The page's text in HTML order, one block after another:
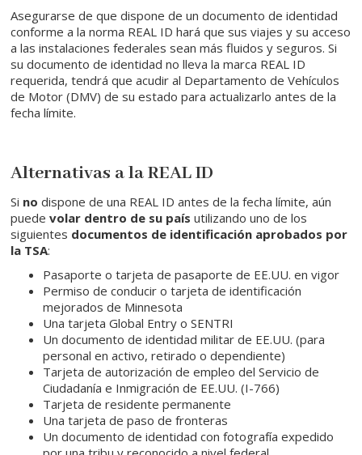
Asegurarse de que dispone de un documento de identidad
conforme a la norma REAL ID hará que sus viajes y su acceso
a las instalaciones federales sean más fluidos y seguros. Si
su documento de identidad no lleva la marca REAL ID
requerida, tendrá que acudir al Departamento de Vehículos
de Motor (DMV) de su estado para actualizarlo antes de la
fecha límite.
Alternativas a la REAL ID
Si no dispone de una REAL ID antes de la fecha límite, aún
puedevolar dentro de su país utilizando uno de los
siguientes documentos de identificación aprobados por
la TSA:
Pasaporte o tarjeta de pasaporte de EE.UU. en vigor
Permiso de conducir o tarjeta de identificación
mejorados de Minnesota
Una tarjeta Global Entry o SENTRI
Un documento de identidad militar de EE.UU. (para
personal en activo, retirado o dependiente)
Tarjeta de autorización de empleo del Servicio de
Ciudadanía e Inmigración de EE.UU. (I-766)
Tarjeta de residente permanente
Una tarjeta de paso de fronteras
Un documento de identidad con fotografía expedido